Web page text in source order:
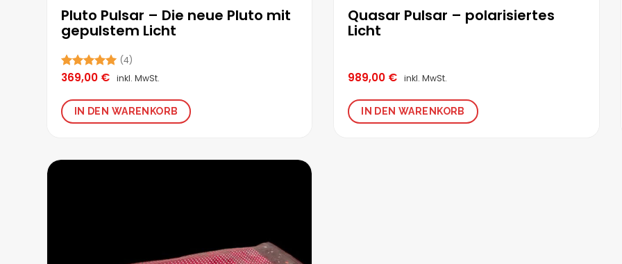
Pluto Pulsar – Die neue Pluto mit
gepulstem Licht
Bewertet
von 5
(4)
369,00 € inkl. MwSt.
IN DEN WARENKORB
Quasar Pulsar – polarisiertes
Licht
989,00 € inkl. MwSt.
IN DEN WARENKORB